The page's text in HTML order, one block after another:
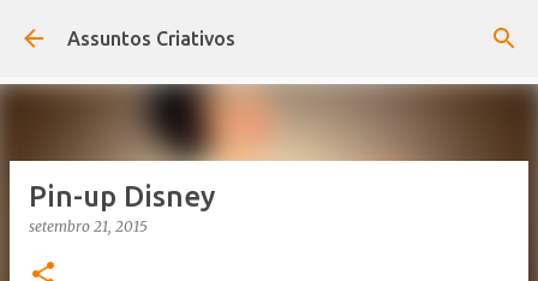
Pular para o conteúdo principal
Assuntos Criativos
Pin-up Disney
setembro 21, 2015